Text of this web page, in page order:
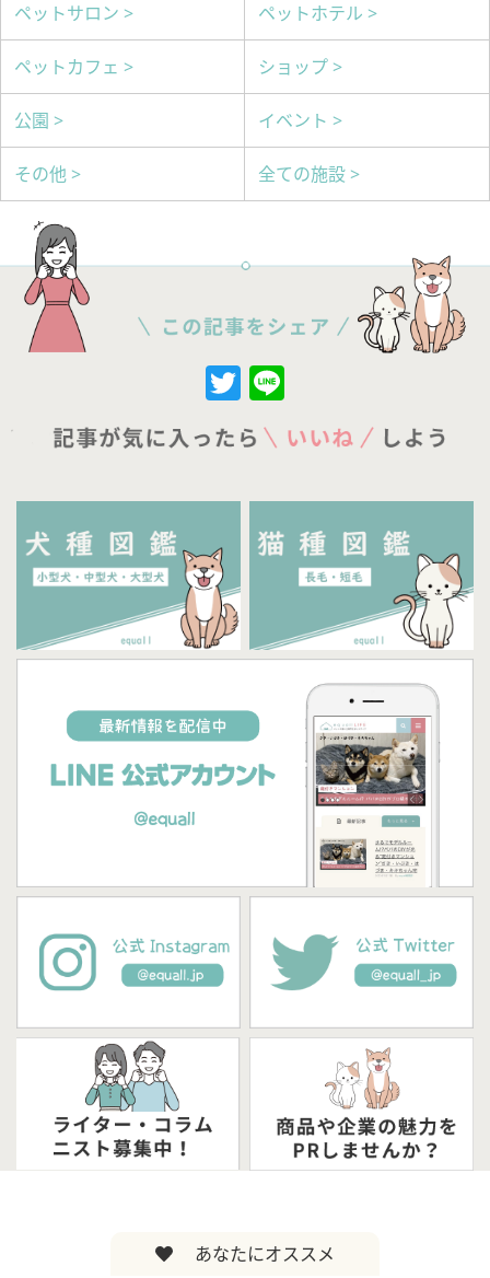
ペットサロン > ペットホテル >
ペットカフェ > ショップ >
公園 > イベント >
その他 > 全ての施設 >
Twitter
あなたにオススメ